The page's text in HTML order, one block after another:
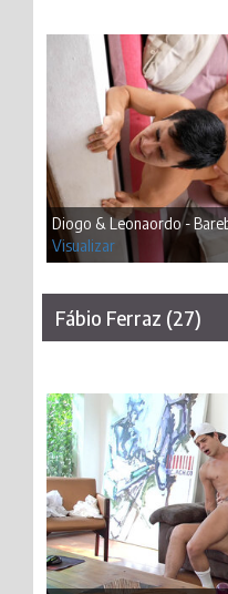
Diogo & Leonaordo -
Visualizar
Fábio Ferraz (27)